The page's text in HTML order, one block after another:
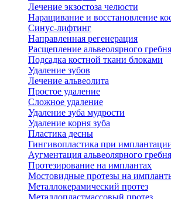
Лечение экзостоза челюсти
Наращивание и восстановление
Синус-лифтинг
Направленная регенерация
Расщепление альвеолярного гребня
Подсадка костной ткани блоками
Удаление зубов
Лечение альвеолита
Простое удаление
Сложное удаление
Удаление зуба мудрости
Удаление корня зуба
Пластика десны
Гингивопластика при
Аугментация альвеолярного гребня
Протезирование на имплантах
Мостовидные протезы на
Металлокерамический протез
Металлопластмассовый протез